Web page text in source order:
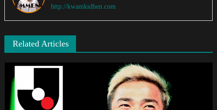
http://kwamkidhen.com
Related Articles